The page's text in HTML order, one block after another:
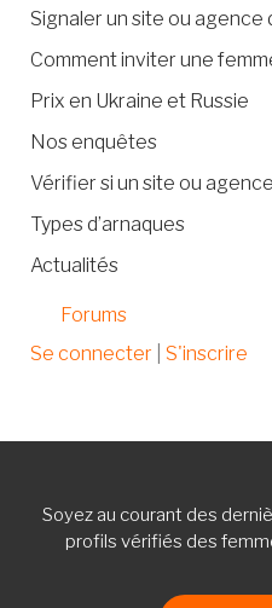
Signaler un site ou
Comment inviter une
Prix en Ukraine et Russie
Nos enquêtes
Vérifier si un site ou
Types d’arnaques
Actualités
Forums
Se connecter
S'inscrire
Soyez au courant des
profils vérifiés des